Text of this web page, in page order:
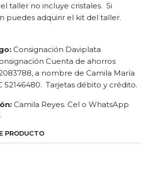
taller no incluye cristales. Si
puedes adquirir el kit del taller.
Consignación Daviplata
Cuenta de ahorros
a nombre de Camila María
52146480. Tarjetas débito y crédito.
Camila Reyes. Cel o WhatsApp
PRODUCTO